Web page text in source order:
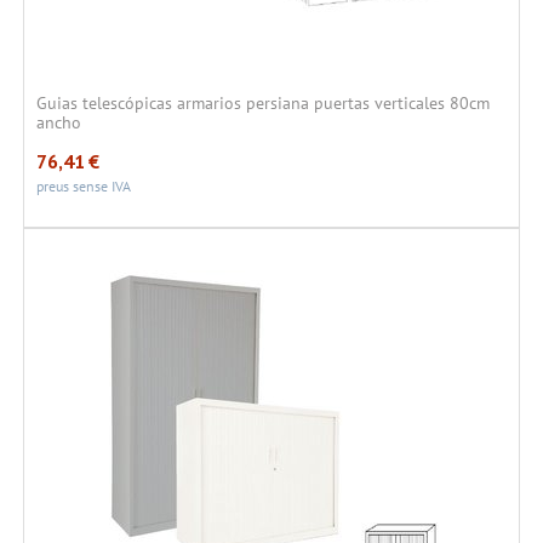
Guias telescópicas armarios persiana puertas verticales 80cm
ancho
76,41 €
preus sense IVA